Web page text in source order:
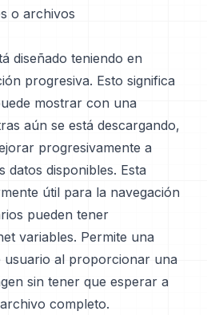
o archivos
diseñado teniendo en
progresiva. Esto significa
mostrar con una
aún se está descargando,
progresivamente a
datos disponibles. Esta
útil para la navegación
pueden tener
variables. Permite una
usuario al proporcionar una
sin tener que esperar a
completo.